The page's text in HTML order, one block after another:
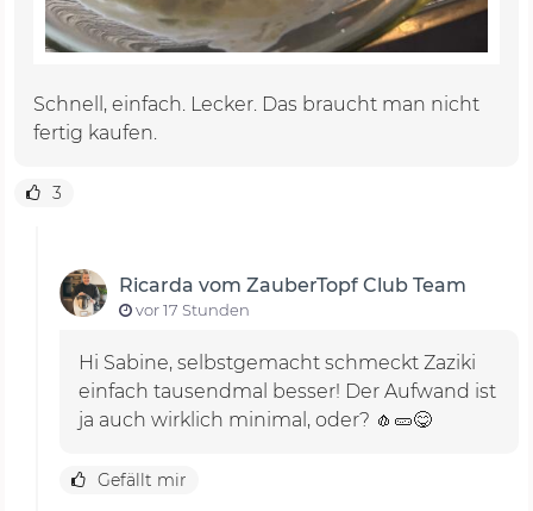
Schnell, einfach. Lecker. Das braucht man nicht
fertig kaufen.
3
Ricarda vom ZauberTopf Club Team
vor 17 Stunden
Hi Sabine, selbstgemacht schmeckt Zaziki
einfach tausendmal besser! Der Aufwand ist
ja auch wirklich minimal, oder? 🧄🥒😋
Gefällt mir